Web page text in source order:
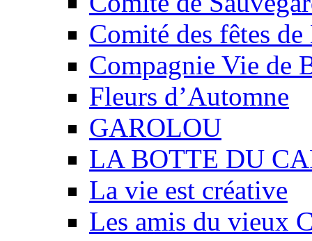
Comité des fêtes
Compagnie Vie de
Fleurs d’Automne
GAROLOU
LA BOTTE DU
La vie est créative
Les amis du vieux